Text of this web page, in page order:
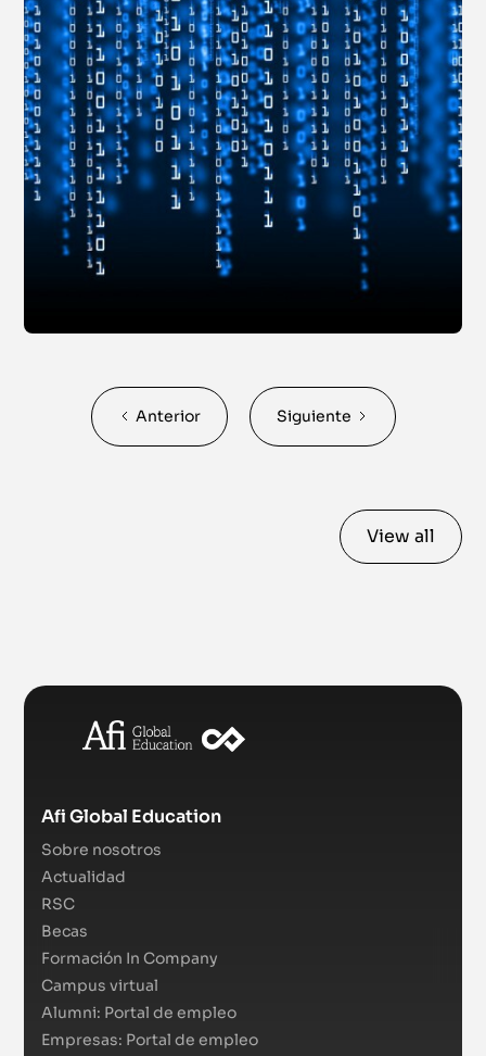
Anterior Siguiente
View all
Afi Global Education
Sobre nosotros
Actualidad
RSC
Becas
Formación In Company
Campus virtual
Alumni: Portal de empleo
Empresas: Portal de empleo